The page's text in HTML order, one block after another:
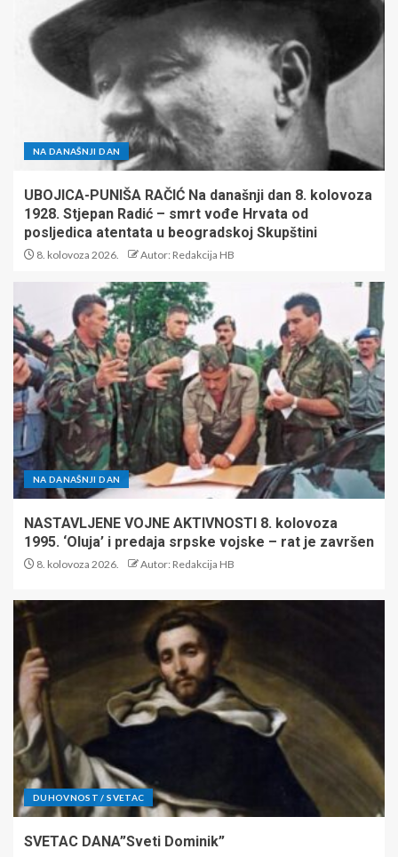
NA DANAŠNJI DAN
UBOJICA-PUNIŠA RAČIĆ Na današnji dan 8. kolovoza
1928. Stjepan Radić – smrt vođe Hrvata od
posljedica atentata u beogradskoj Skupštini
8. kolovoza 2026. Autor: Redakcija HB
NA DANAŠNJI DAN
NASTAVLJENE VOJNE AKTIVNOSTI 8. kolovoza
1995. ‘Oluja’ i predaja srpske vojske – rat je završen
8. kolovoza 2026. Autor: Redakcija HB
DUHOVNOST / SVETAC
SVETAC DANA”Sveti Dominik”